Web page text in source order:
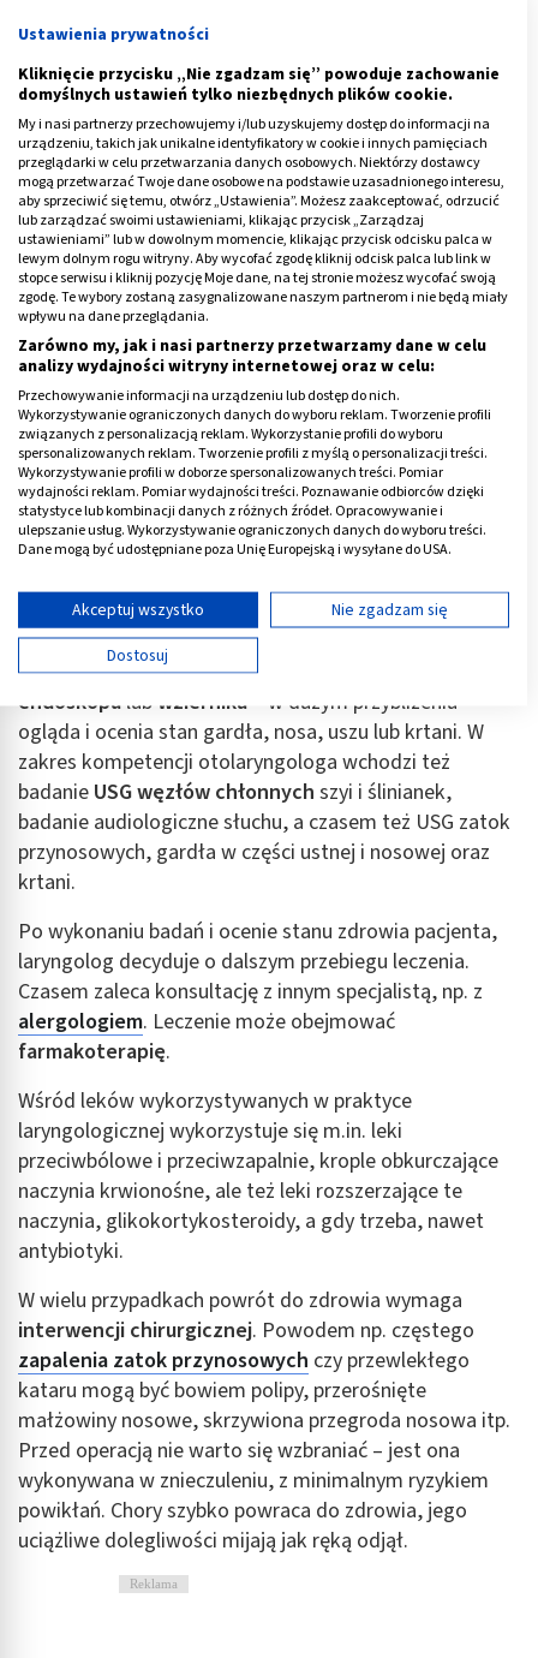
głowy. Tymczasem laryngolog może na podstawie
wywiadu i badania rozpoznać poważne choroby nosa,
uszu, gardła czy krtani i odpowiednio wcześnie
rozpocząć leczenie.
Reklama
Jak leczy laryngolog?
Pierwsza wizyta u laryngologa obejmuje przede
wszystkim wywiad lekarski dotyczący stanu zdrowia
pacjenta. Specjalista wykonuje też badanie za pomocą
endoskopu lub wziernika – w dużym przybliżeniu
ogląda i ocenia stan gardła, nosa, uszu lub krtani. W
zakres kompetencji otolaryngologa wchodzi też
badanie USG węzłów chłonnych szyi i ślinianek,
badanie audiologiczne słuchu, a czasem też USG zatok
przynosowych, gardła w części ustnej i nosowej oraz
krtani.
Po wykonaniu badań i ocenie stanu zdrowia pacjenta,
laryngolog decyduje o dalszym przebiegu leczenia.
Czasem zaleca konsultację z innym specjalistą, np. z
alergologiem. Leczenie może obejmować
farmakoterapię.
Wśród leków wykorzystywanych w praktyce
laryngologicznej wykorzystuje się m.in. leki
przeciwbólowe i przeciwzapalnie, krople obkurczające
naczynia krwionośne, ale też leki rozszerzające te
naczynia, glikokortykosteroidy, a gdy trzeba, nawet
antybiotyki.
W wielu przypadkach powrót do zdrowia wymaga
interwencji chirurgicznej. Powodem np. częstego
zapalenia zatok przynosowych czy przewlekłego
kataru mogą być bowiem polipy, przerośnięte
małżowiny nosowe, skrzywiona przegroda nosowa itp.
Przed operacją nie warto się wzbraniać – jest ona
wykonywana w znieczuleniu, z minimalnym ryzykiem
powikłań. Chory szybko powraca do zdrowia, jego
uciążliwe dolegliwości mijają jak ręką odjął.
Reklama
Ustawienia prywatności
Kliknięcie przycisku „Nie zgadzam się” powoduje zachowanie
domyślnych ustawień tylko niezbędnych plików cookie.
My i nasi partnerzy przechowujemy i/lub uzyskujemy dostęp do informacji na
urządzeniu, takich jak unikalne identyfikatory w cookie i innych pamięciach
przeglądarki w celu przetwarzania danych osobowych. Niektórzy dostawcy
mogą przetwarzać Twoje dane osobowe na podstawie uzasadnionego interesu,
aby sprzeciwić się temu, otwórz „Ustawienia”. Możesz zaakceptować, odrzucić
lub zarządzać swoimi ustawieniami, klikając przycisk „Zarządzaj
ustawieniami” lub w dowolnym momencie, klikając przycisk odcisku palca w
lewym dolnym rogu witryny. Aby wycofać zgodę kliknij odcisk palca lub link w
stopce serwisu i kliknij pozycję Moje dane, na tej stronie możesz wycofać swoją
zgodę. Te wybory zostaną zasygnalizowane naszym partnerom i nie będą miały
wpływu na dane przeglądania.
Zarówno my, jak i nasi partnerzy przetwarzamy dane w celu
analizy wydajności witryny internetowej oraz w celu:
Przechowywanie informacji na urządzeniu lub dostęp do nich.
Wykorzystywanie ograniczonych danych do wyboru reklam. Tworzenie profili
związanych z personalizacją reklam. Wykorzystanie profili do wyboru
spersonalizowanych reklam. Tworzenie profili z myślą o personalizacji treści.
Wykorzystywanie profili w doborze spersonalizowanych treści. Pomiar
wydajności reklam. Pomiar wydajności treści. Poznawanie odbiorców dzięki
statystyce lub kombinacji danych z różnych źródeł. Opracowywanie i
ulepszanie usług. Wykorzystywanie ograniczonych danych do wyboru treści.
Dane mogą być udostępniane poza Unię Europejską i wysyłane do USA.
Wyświetl listę partnerów (11 dostawców IAB)
Używamy Twoich danych w następujących celach:
Cele przetwarzania IAB:
Przechowywanie informacji na urządzeniu lub
dostęp do nich
Wykorzystywanie ograniczonych danych do
wyboru reklam
Tworzenie profili w celu spersonalizowanych
reklam
spersonalizowanych reklam
Tworzenie profili w celu personalizacji treści
Wykorzystywanie profili w celu doboru
spersonalizowanych treści
Pomiar efektywności reklam
Pomiar efektywności treści
Rozumienie odbiorców dzięki statystyce lub
kombinacji danych z różnych źródeł
Wykorzystywanie ograniczonych danych do
wyboru treści
Funkcje specjalne IAB:
Użycie dokładnych danych geolokalizacyjnych
Identyfikowanie urządzeń na podstawie
aktywnie żądanych informacji
Cele przetwarzania inne niż IAB:
Akceptuj wszystko
Nie zgadzam się
Dostosuj